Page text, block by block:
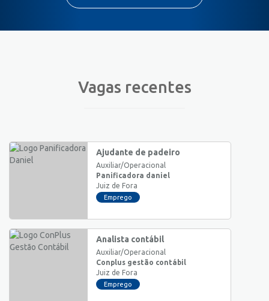
Vagas recentes
Ajudante de padeiro
Auxiliar/Operacional
Panificadora daniel
Juiz de Fora
Emprego
Analista contábil
Auxiliar/Operacional
Conplus gestão contábil
Juiz de Fora
Emprego